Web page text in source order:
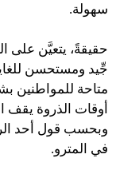
سهولة.
حقيقةً، يتعيَّن على
جِّيد ومستحسن
متاحة للمواطنين
أوقات الذروة يقف
وبحسب قول أحد
في المترو.